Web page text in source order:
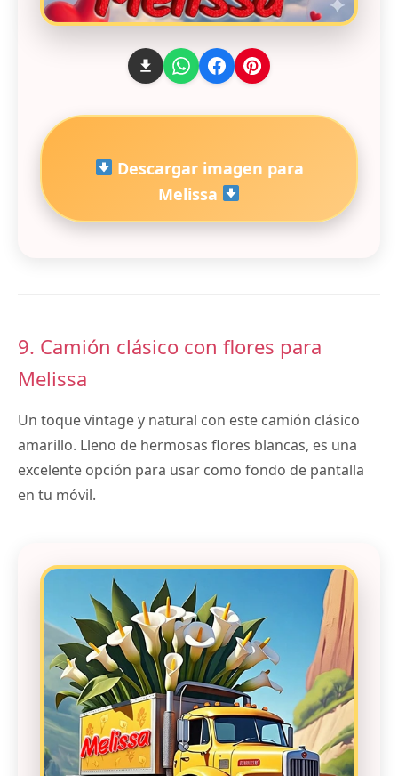
Descargar imagen para
Melissa
9. Camión clásico con flores para
Melissa
Un toque vintage y natural con este camión clásico
amarillo. Lleno de hermosas flores blancas, es una
excelente opción para usar como fondo de pantalla
en tu móvil.